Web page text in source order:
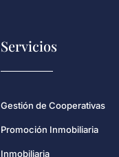
Servicios
Gestión de Cooperativas
Promoción Inmobiliaria
Inmobiliaria